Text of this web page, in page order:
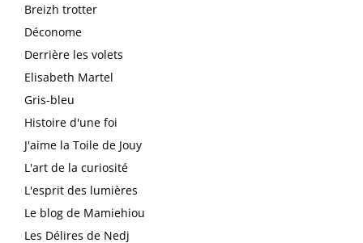
Breizh trotter
Déconome
Derrière les volets
Elisabeth Martel
Gris-bleu
Histoire d'une foi
J'aime la Toile de Jouy
L'art de la curiosité
L'esprit des lumières
Le blog de Mamiehiou
Les Délires de Nedj